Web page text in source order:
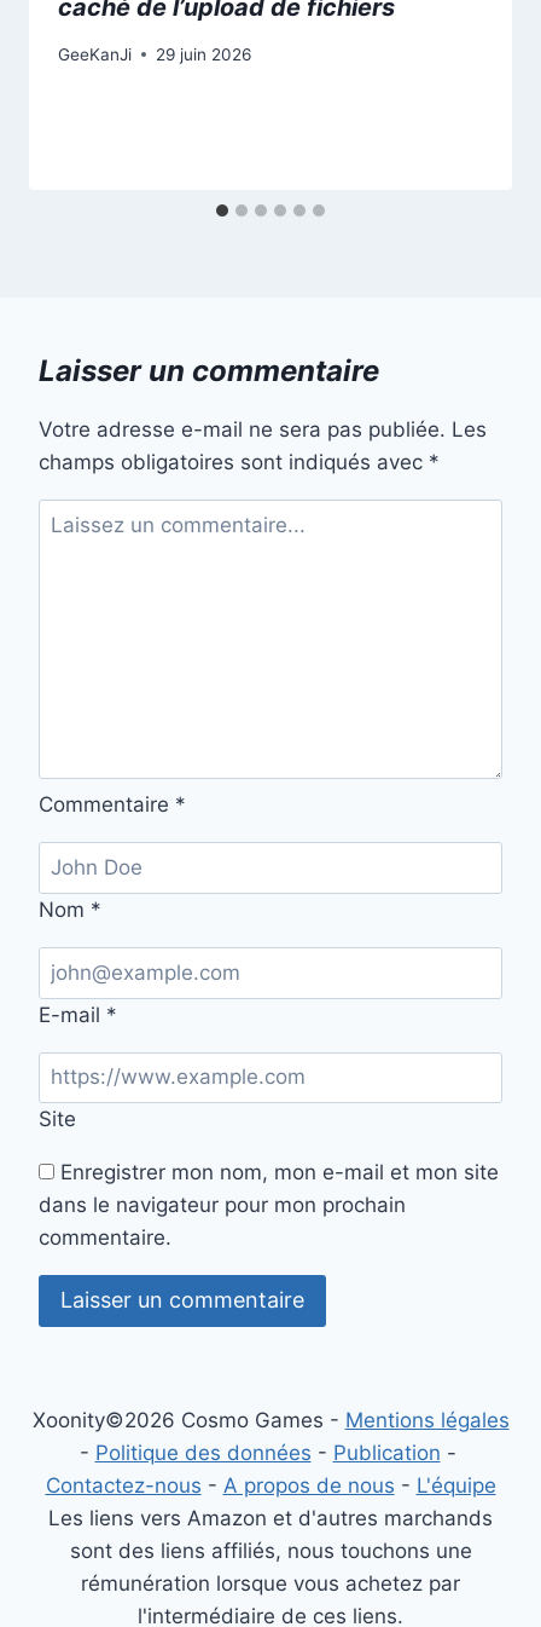
caché de l’upload de fichiers
GeeKanJi 29 juin 2026
Laisser un commentaire
Votre adresse e-mail ne sera pas publiée. Les
champs obligatoires sont indiqués avec *
Commentaire *
Nom *
E-mail *
Site
Enregistrer mon nom, mon e-mail et mon site
dans le navigateur pour mon prochain
commentaire.
Xoonity©2026 Cosmo Games - Mentions légales
- Politique des données - Publication -
Contactez-nous - A propos de nous - L'équipe
Les liens vers Amazon et d'autres marchands
sont des liens affiliés, nous touchons une
rémunération lorsque vous achetez par
l'intermédiaire de ces liens.